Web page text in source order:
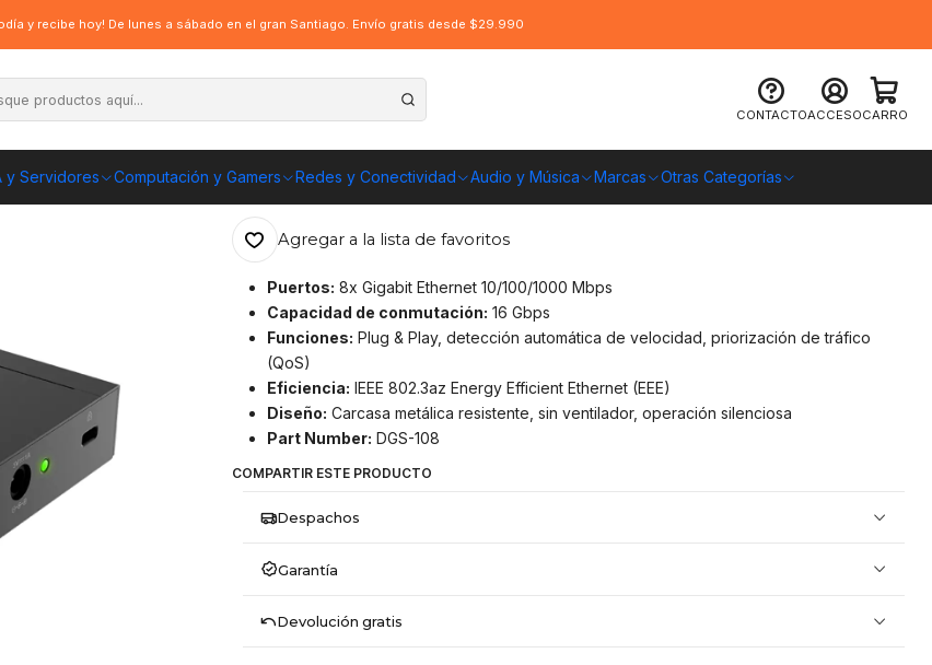
CONTACTOACCESOCARRO
y Servidores Computación y Gamers Redes y Conectividad Audio y Música Marcas Otras Categorías
y recibe hoy! De lunes a sábado en el gran Santiago. Envío gratis desde $29.990
1000 Mbps Metal Case
Switch D-Link DGS-108 8 Puertos Gigabit 1000 Mbps
Metal Case
ENVÍO GRATIS A TODO CHILE
Agregar a la lista de favoritos
Puertos: 8x Gigabit Ethernet 10/100/1000 Mbps
Capacidad de conmutación: 16 Gbps
Funciones: Plug & Play, detección automática de velocidad, priorización de tráfico
(QoS)
Eficiencia: IEEE 802.3az Energy Efficient Ethernet (EEE)
Diseño: Carcasa metálica resistente, sin ventilador, operación silenciosa
Part Number: DGS-108
COMPARTIR ESTE PRODUCTO
Despachos
Garantía
Devolución gratis